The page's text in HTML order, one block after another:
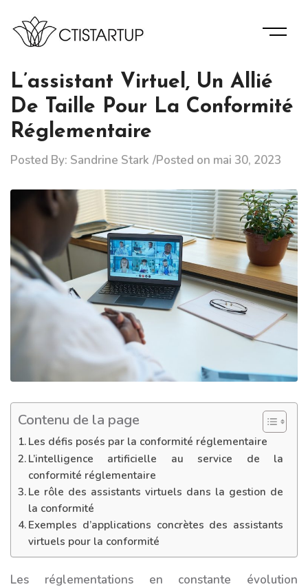
content
L’assistant Virtuel, Un Allié
De Taille Pour La Conformité
Réglementaire
Posted By: Sandrine Stark Posted on mai 30, 2023
Contenu de la page
Les défis posés par la conformité réglementaire
L’intelligence artificielle au service de la
conformité réglementaire
Le rôle des assistants virtuels dans la gestion de
la conformité
Exemples d’applications concrètes des assistants
virtuels pour la conformité
Les réglementations en constante évolution